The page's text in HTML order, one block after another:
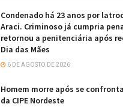
Condenado há 23 anos por
Araci. Criminoso já cumpria
retornou a penitenciária após
Dia das Mães
6 DE AGOSTO DE 2026
Homem morre após se
da CIPE Nordeste